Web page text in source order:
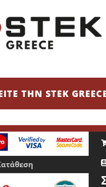
πλυντήρια αυτοκινήτων
εμφάνιση και δίνουν
ΤΗΝ STEK